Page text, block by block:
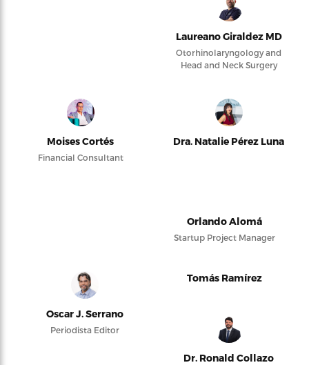
Laureano Giraldez MD
Otorhinolaryngology and
Head and Neck Surgery
Moises Cortés
Financial Consultant
Dra. Natalie Pérez Luna
Orlando Alomá
Startup Project Manager
Oscar J. Serrano
Periodista Editor
Tomás Ramírez
Dr. Ronald Collazo